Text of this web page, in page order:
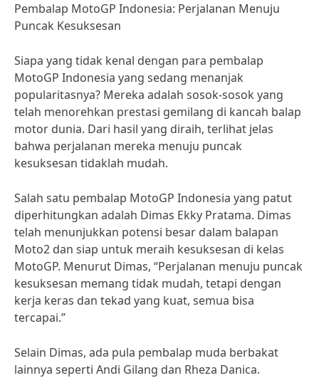
Pembalap MotoGP Indonesia: Perjalanan Menuju
Puncak Kesuksesan
Siapa yang tidak kenal dengan para pembalap
MotoGP Indonesia yang sedang menanjak
popularitasnya? Mereka adalah sosok-sosok yang
telah menorehkan prestasi gemilang di kancah balap
motor dunia. Dari hasil yang diraih, terlihat jelas
bahwa perjalanan mereka menuju puncak
kesuksesan tidaklah mudah.
Salah satu pembalap MotoGP Indonesia yang patut
diperhitungkan adalah Dimas Ekky Pratama. Dimas
telah menunjukkan potensi besar dalam balapan
Moto2 dan siap untuk meraih kesuksesan di kelas
MotoGP. Menurut Dimas, “Perjalanan menuju puncak
kesuksesan memang tidak mudah, tetapi dengan
kerja keras dan tekad yang kuat, semua bisa
tercapai.”
Selain Dimas, ada pula pembalap muda berbakat
lainnya seperti Andi Gilang dan Rheza Danica.